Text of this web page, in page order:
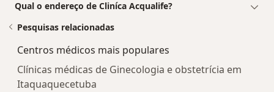
Qual o endereço de Cliníca Acqualife?
Pesquisas relacionadas
Centros médicos mais populares
Clínicas médicas de Ginecologia e obstetrícia em
Itaquaquecetuba